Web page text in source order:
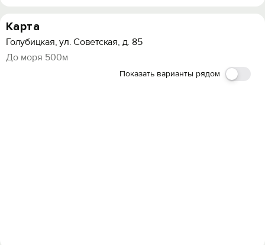
Карта
Голубицкая, ул. Советская, д. 85
До моря 500м
Показать варианты рядом